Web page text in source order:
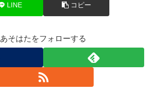
LINE コピー
あそはたをフォローする